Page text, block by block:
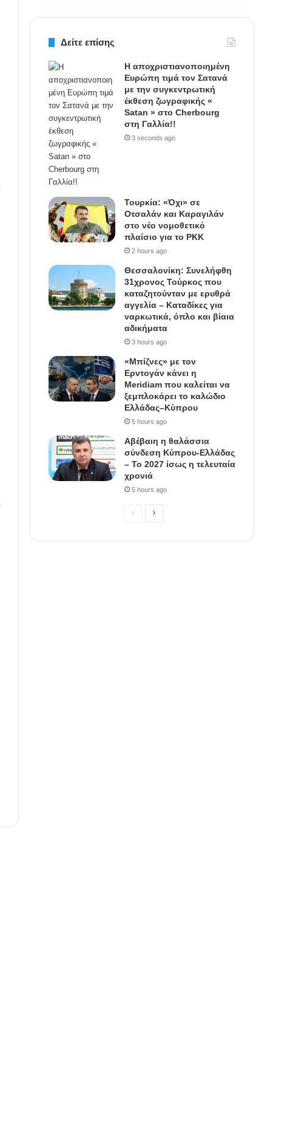
Δείτε επίσης
Η αποχριστιανοποιημένη
Ευρώπη τιμά τον Σατανά
με την συγκεντρωτική
έκθεση ζωγραφικής «
Satan » στο Cherbourg
στη Γαλλία!!
3 seconds ago
Τουρκία: «Όχι» σε
Οτσαλάν και Καραγιλάν
στο νέο νομοθετικό
πλαίσιο για το PKK
2 hours ago
Θεσσαλονίκη: Συνελήφθη
31χρονος Τούρκος που
καταζητούνταν με ερυθρά
αγγελία – Καταδίκες για
ναρκωτικά, όπλο και βίαια
αδικήματα
3 hours ago
«Μπίζνες» με τον
Ερντογάν κάνει η
Meridiam που καλείται να
ξεμπλοκάρει το καλώδιο
Ελλάδας–Κύπρου
5 hours ago
Αβέβαιη η θαλάσσια
σύνδεση Κύπρου-Ελλάδας
– Το 2027 ίσως η τελευταία
χρονιά
5 hours ago
PreviousNext